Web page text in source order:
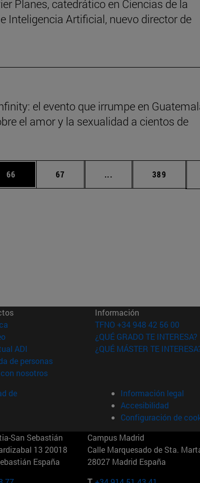
Planes, catedrático en Ciencias de la
Inteligencia Artificial, nuevo director de
el evento que irrumpe en
el amor y la sexualidad a cientos de
TAB para desplazarse.
Página
66 Página
67 ... Páginas intermedias
Página
389
(abre en nueva ventana)
(abre en nueva ventana)
ADI (abre en nueva ventana)
de personas(abre en nueva ventana)
nosotros(abre en nueva ventana)
Información
TFNO +34 948 42 56 00
¿QUÉ GRADO TE INTERESA?
¿QUÉ MÁSTER TE
de
Información legal
Accesibilidad
Configuración de
San Sebastián
13 20018
España
Campus Madrid
Calle Marquesado de Sta.
28027 Madrid España